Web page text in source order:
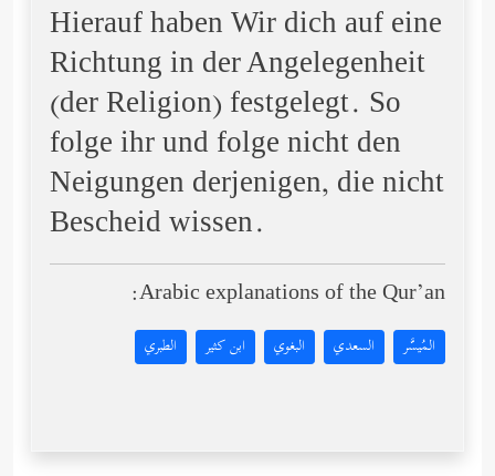
Hierauf haben Wir dich auf eine
Richtung in der Angelegenheit
(der Religion) festgelegt. So
folge ihr und folge nicht den
Neigungen derjenigen, die nicht
Bescheid wissen.
Arabic explanations of the Qur’an:
المُيسَّر السعدي البغوي ابن كثير الطبري